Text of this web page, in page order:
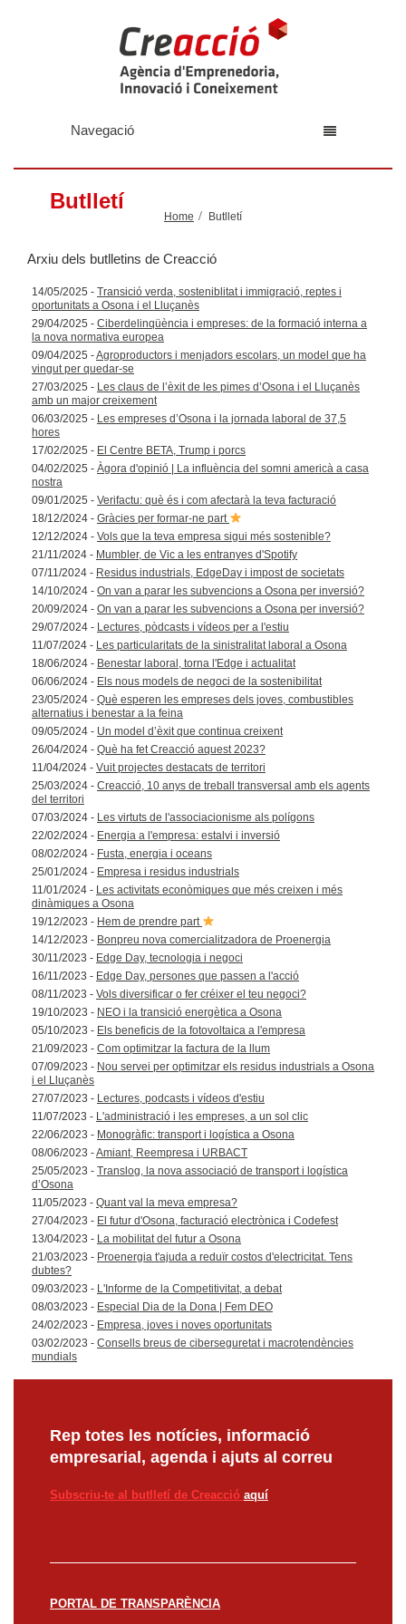
Navegació
Butlletí
Home Butlletí
Arxiu dels butlletins de Creacció
14/05/2025 - Transició verda, sosteniblitat i immigració, reptes i
oportunitats a Osona i el Lluçanès
29/04/2025 - Ciberdelinqüència i empreses: de la formació interna a
la nova normativa europea
09/04/2025 -Agroproductors i menjadors escolars, un model que ha
vingut per quedar-se
27/03/2025 - Les claus de l’èxit de les pimes d’Osona i el Lluçanès
amb un major creixement
06/03/2025 - Les empreses d’Osona i la jornada laboral de 37,5
hores
17/02/2025 - El Centre BETA, Trump i porcs
04/02/2025 - Àgora d'opinió | La influència del somni americà a casa
nostra
09/01/2025 - Verifactu: què és i com afectarà la teva facturació
18/12/2024 - Gràcies per formar-ne part
12/12/2024 - Vols que la teva empresa sigui més sostenible?
21/11/2024 - Mumbler, de Vic a les entranyes d'Spotify
07/11/2024 - Residus industrials, EdgeDay i impost de societats
14/10/2024 - On van a parar les subvencions a Osona per inversió?
20/09/2024 - On van a parar les subvencions a Osona per inversió?
29/07/2024 - Lectures, pòdcasts i vídeos per a l'estiu
11/07/2024 - Les particularitats de la sinistralitat laboral a Osona
18/06/2024 - Benestar laboral, torna l'Edge i actualitat
06/06/2024 - Els nous models de negoci de la sostenibilitat
23/05/2024 - Què esperen les empreses dels joves, combustibles
alternatius i benestar a la feina
09/05/2024 - Un model d’èxit que continua creixent
26/04/2024 - Què ha fet Creacció aquest 2023?
11/04/2024 - Vuit projectes destacats de territori
25/03/2024 - Creacció, 10 anys de treball transversal amb els agents
del territori
07/03/2024 - Les virtuts de l'associacionisme als polígons
22/02/2024 - Energia a l'empresa: estalvi i inversió
08/02/2024 - Fusta, energia i oceans
25/01/2024 - Empresa i residus industrials
11/01/2024 - Les activitats econòmiques que més creixen i més
dinàmiques a Osona
19/12/2023 - Hem de prendre part
14/12/2023 - Bonpreu nova comercialitzadora de Proenergia
30/11/2023 - Edge Day, tecnologia i negoci
16/11/2023 - Edge Day, persones que passen a l'acció
08/11/2023 - Vols diversificar o fer créixer el teu negoci?
19/10/2023 - NEO i la transició energètica a Osona
05/10/2023 - Els beneficis de la fotovoltaica a l'empresa
21/09/2023 - Com optimitzar la factura de la llum
07/09/2023 - Nou servei per optimitzar els residus industrials a Osona
i el Lluçanès
27/07/2023 - Lectures, podcasts i vídeos d'estiu
11/07/2023 - L'administració i les empreses, a un sol clic
22/06/2023 - Monogràfic: transport i logística a Osona
08/06/2023 -Amiant, Reempresa i URBACT
25/05/2023 - Translog, la nova associació de transport i logística
d’Osona
11/05/2023 - Quant val la meva empresa?
27/04/2023 - El futur d'Osona, facturació electrònica i Codefest
13/04/2023 - La mobilitat del futur a Osona
21/03/2023 - Proenergia t'ajuda a reduïr costos d'electricitat. Tens
dubtes?
09/03/2023 - L'Informe de la Competitivitat, a debat
08/03/2023 - Especial Dia de la Dona | Fem DEO
24/02/2023 - Empresa, joves i noves oportunitats
03/02/2023 - Consells breus de ciberseguretat i macrotendències
mundials
Rep totes les notícies, informació
empresarial, agenda i ajuts al correu
Subscriu-te al butlletí de Creacció aquí
PORTAL DE TRANSPARÈNCIA